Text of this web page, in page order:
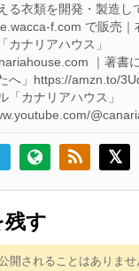
る衣類を開発・製造し
f.com で販売｜
カナリアハウス」
｜著書
へ」https://amzn.to/
「カナリアハウス」
残す
開されることはありませ